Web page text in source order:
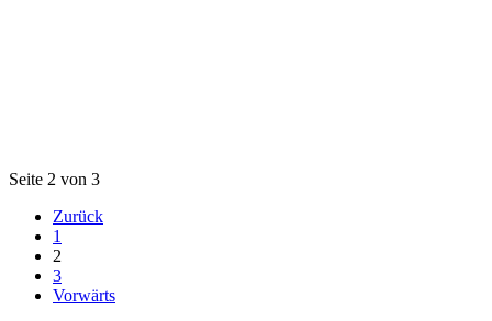
Seite 2 von 3
Zurück
1
2
3
Vorwärts